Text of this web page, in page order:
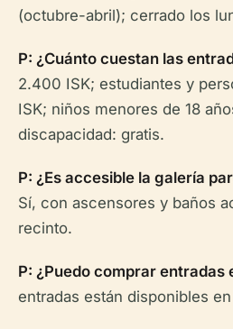
(octubre-abril); cerrado los
P: ¿Cuánto cuestan las
2.400 ISK; estudiantes y
ISK; niños menores de 18
discapacidad: gratis.
P: ¿Es accesible la galería
Sí, con ascensores y baños
recinto.
P: ¿Puedo comprar entradas
entradas están disponibles